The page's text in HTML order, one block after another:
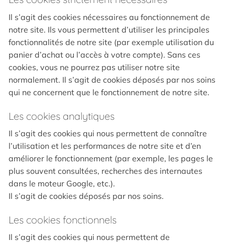
Il s’agit des cookies nécessaires au fonctionnement de
notre site. Ils vous permettent d’utiliser les principales
fonctionnalités de notre site (par exemple utilisation du
panier d’achat ou l’accès à votre compte). Sans ces
cookies, vous ne pourrez pas utiliser notre site
normalement. Il s’agit de cookies déposés par nos soins
qui ne concernent que le fonctionnement de notre site.
Les cookies analytiques
Il s’agit des cookies qui nous permettent de connaître
l’utilisation et les performances de notre site et d’en
améliorer le fonctionnement (par exemple, les pages le
plus souvent consultées, recherches des internautes
dans le moteur Google, etc.).
Il s’agit de cookies déposés par nos soins.
Les cookies fonctionnels
Il s’agit des cookies qui nous permettent de